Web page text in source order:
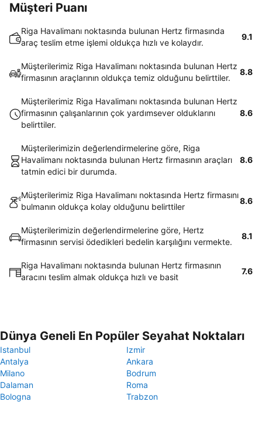
Müşteri Puanı
Riga Havalimanı noktasında bulunan Hertz firmasında
araç teslim etme işlemi oldukça hızlı ve kolaydır.
9.1
Müşterilerimiz Riga Havalimanı noktasında bulunan Hertz
firmasının araçlarının oldukça temiz olduğunu belirttiler.
8.8
Müşterilerimiz Riga Havalimanı noktasında bulunan Hertz
firmasının çalışanlarının çok yardımsever olduklarını
belirttiler.
8.6
Müşterilerimizin değerlendirmelerine göre, Riga
Havalimanı noktasında bulunan Hertz firmasının araçları
tatmin edici bir durumda.
8.6
Müşterilerimiz Riga Havalimanı noktasında Hertz firmasını
bulmanın oldukça kolay olduğunu belirttiler
8.6
Müşterilerimizin değerlendirmelerine göre, Hertz
firmasının servisi ödedikleri bedelin karşılığını vermekte.
8.1
Riga Havalimanı noktasında bulunan Hertz firmasının
aracını teslim almak oldukça hızlı ve basit
7.6
Dünya Geneli En Popüler Seyahat Noktaları
Istanbul
Izmir
Antalya
Ankara
Milano
Bodrum
Dalaman
Roma
Bologna
Trabzon